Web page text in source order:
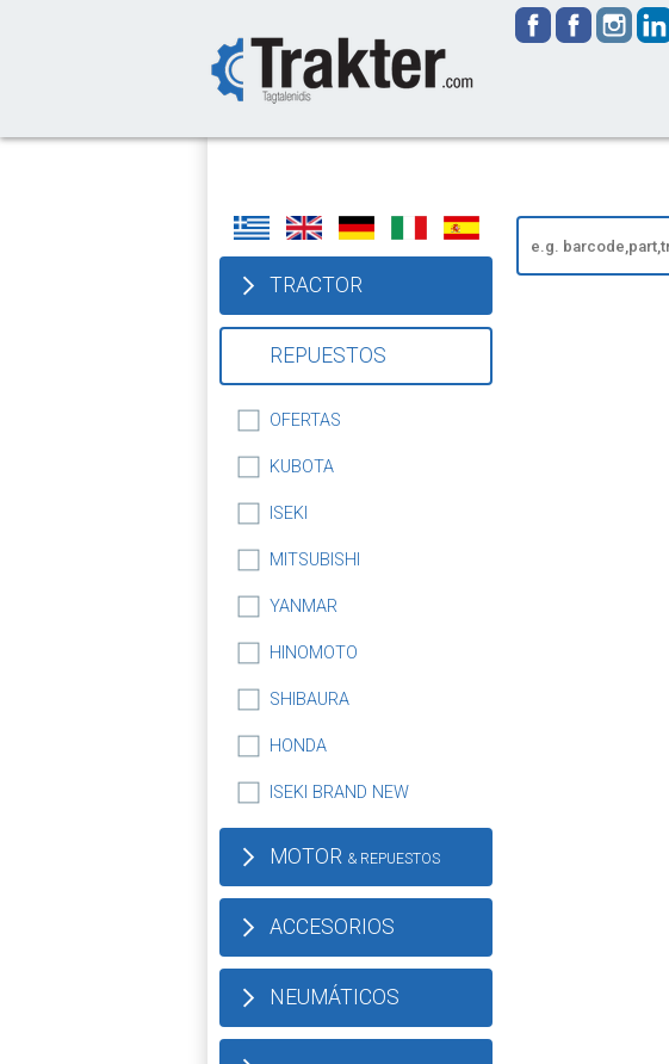
TRACTOR
REPUESTOS
OFERTAS
KUBOTA
ISEKI
MITSUBISHI
YANMAR
HINOMOTO
SHIBAURA
HONDA
ISEKI BRAND NEW
MOTOR & REPUESTOS
ACCESORIOS
NEUMÁTICOS